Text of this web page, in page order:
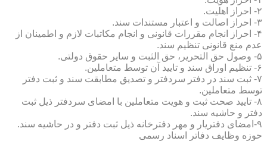
۲- احراز اهلیت.
۳- احراز اصالت و اعتبار مستندات سند.
۴- احراز انجام مقررات قانونی و انجام مکاتبات لازم و اطمینان از
عدم منع قانونی تنظیم سند.
۵- وصول حق التحریر، حق الثبت و سایر حقوق دولتی.
۶- تنظیم اوراق سند و تایید آن توسط متعاملین.
۷- ثبت سند در دفتر سردفتر و تصدیق مطابقت سند و ثبت دفتر
توسط متعاملین.
۸- تایید صحت ثبت و هویت متعاملین با امضای سردفتر ذیل ثبت
دفتر و حاشیه سند.
۹-امضای دفتریار و مهر دفترخانه ذیل ثبت دفتر و در حاشیه سند.
حوزه وظایف دفاتر اسناد رسمی